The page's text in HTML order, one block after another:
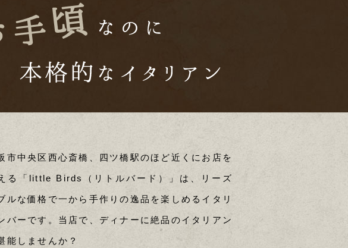
市中央区西心斎橋、四ツ橋駅のほど近くにお店を
る「little Birds（リトルバード）」は、リーズ
ルな価格で一から手作りの逸品を楽しめるイタリ
バーです。当店で、ディナーに絶品のイタリアン
能しませんか？